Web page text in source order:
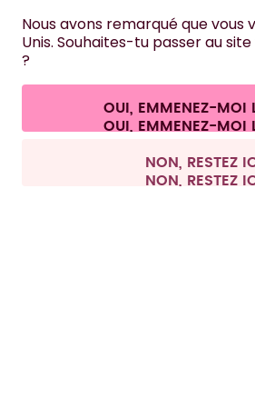
NOUS CONTACTER
Conditions générales de vente et
Politique de confidentialité
Se rétracter du
Tous les prix sont TTC et hors
Nous avons remarqué que vous
Unis. Souhaites-tu passer au
?
OUI, EMMENEZ-MOI
NON, RESTEZ